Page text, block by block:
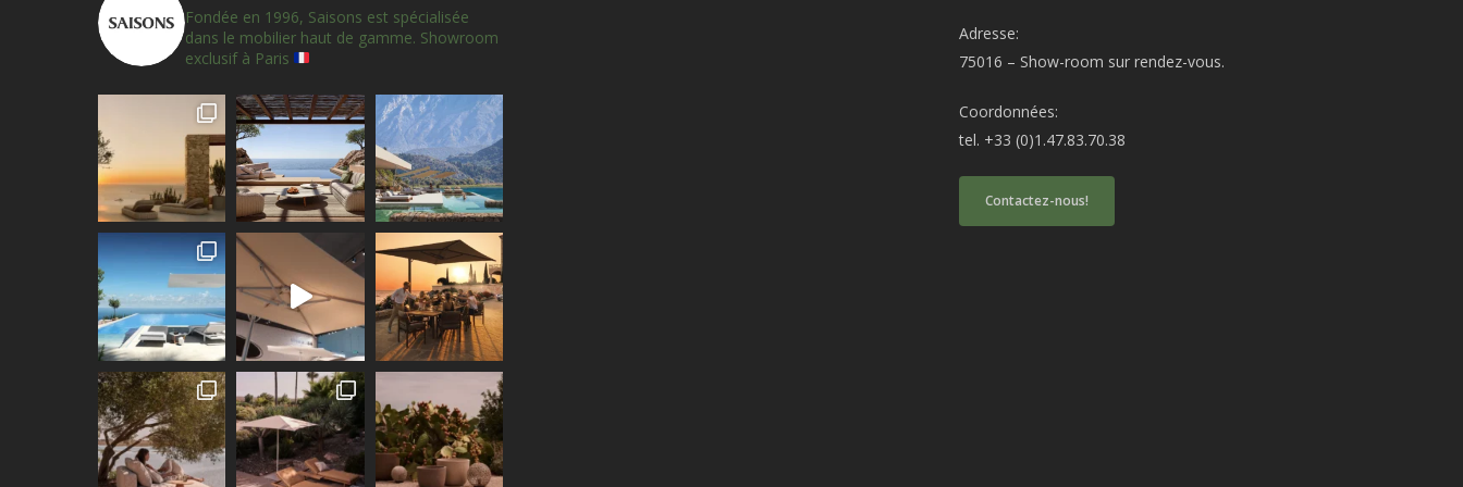
Fondée en 1996, Saisons est spécialisée
dans le mobilier haut de gamme. Showroom
exclusif à Paris
Adresse:
75016 – Show-room sur rendez-vous.
Coordonnées:
tel. +33 (0)1.47.83.70.38
Contactez-nous!